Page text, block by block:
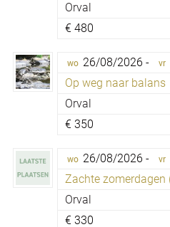
Orval
€ 480
wo 26/08/2026 - vr
Op weg naar balans
Orval
€ 350
wo 26/08/2026 - vr
Orval
€ 330